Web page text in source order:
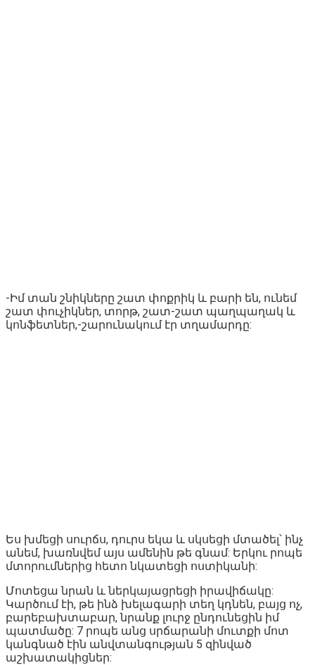
-Իմ տան շնիկները շատ փոքրիկ և բարի են, ունեմ
շատ փուչիկներ, տորթ, շատ-շատ պաղպաղակ և
կոնֆետներ,-շարունակում էր տղամարդը:
Ես խմեցի սուրճս, դուրս եկա և սկսեցի մտածել՝ ինչ
անեմ, խառնվեմ այս ամենին թե գնամ: Երկու րոպե
մտորումներից հետո նկատեցի ոստիկանի:
Մոտեցա նրան և ներկայացրեցի իրավիճակը:
Կարծում էի, թե ինձ խելագարի տեղ կդնեն, բայց ոչ,
բարեբախտաբար, նրանք լուրջ ընդունեցին իմ
պատմածը: 7 րոպե անց սրճարանի մուտքի մոտ
կանգնած էին անվտանգության 5 զինված
աշխատակիցներ: